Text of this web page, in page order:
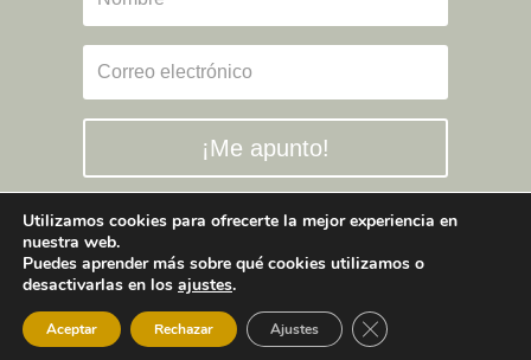
¡Me apunto!
Utilizamos cookies para ofrecerte la mejor experiencia en
nuestra web.
Puedes aprender más sobre qué cookies utilizamos o
desactivarlas en los ajustes.
Aceptar Rechazar Ajustes Cerrar el banner de